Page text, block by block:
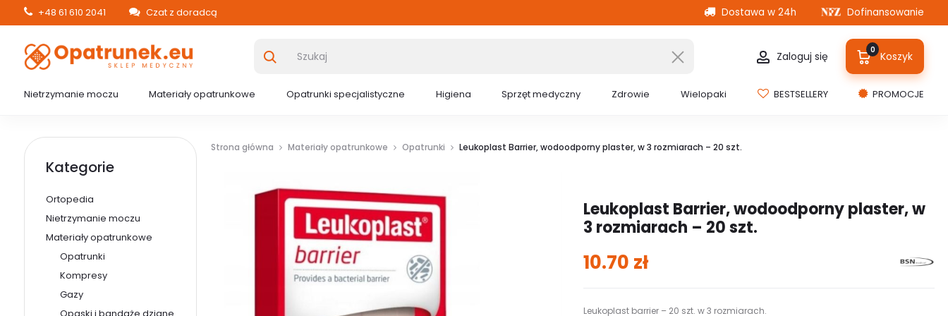
+48 61 610 2041 Czat z doradcą Dostawa w 24h Dofinansowanie
Zaloguj się 0 Koszyk
Nietrzymanie moczu Materiały opatrunkowe Opatrunki specjalistyczne Higiena Sprzęt medyczny Zdrowie Wielopaki BESTSELLERY PROMOCJE
Strona główna Materiały opatrunkowe Opatrunki Leukoplast Barrier, wodoodporny plaster, w 3 rozmiarach – 20 szt.
Leukoplast Barrier, wodoodporny plaster, w
3 rozmiarach – 20 szt.
10.70 zł
Leukoplast barrier – 20 szt. w 3 rozmiarach.
Kategorie
Ortopedia
Nietrzymanie moczu
Materiały opatrunkowe
Opatrunki
Kompresy
Gazy